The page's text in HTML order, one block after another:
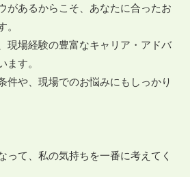
があるからこそ、あなたに合ったお
。
現場経験の豊富なキャリア・アドバ
ます。
件や、現場でのお悩みにもしっかり
って、私の気持ちを一番に考えてく